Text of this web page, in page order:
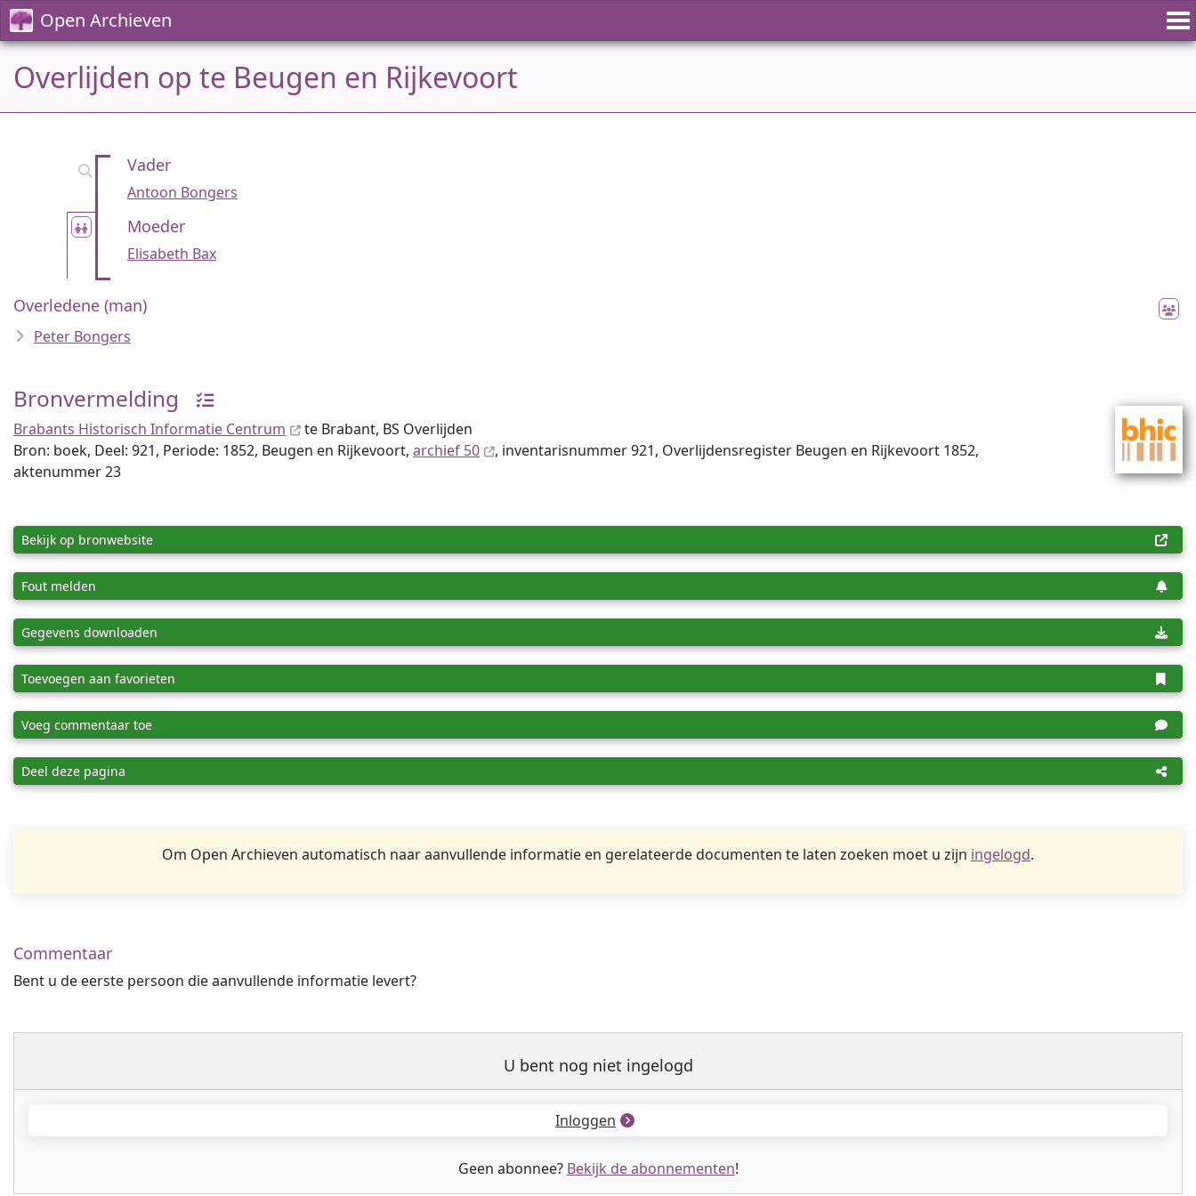
Open Archieven
Overlijden op te Beugen en Rijkevoort
Vader
Antoon Bongers
Moeder
Elisabeth Bax
Overledene (man)
Peter Bongers
Bronvermelding
Brabants Historisch Informatie Centrum
te Brabant, BS Overlijden
Bron: boek, Deel: 921, Periode: 1852, Beugen en Rijkevoort, archief 50
, inventaris­num­mer 921, Overlijdensregister Beugen en Rijkevoort 1852,
aktenummer 23
Bekijk op bronwebsite
Fout melden
Gegevens downloaden
Toevoegen aan favorieten
Voeg commentaar toe
Deel deze pagina
Om Open Archieven automatisch naar aanvullende informatie en gerelateerde documenten te laten zoeken moet u zijn ingelogd.
Commentaar
Bent u de eerste persoon die aanvullende informatie levert?
U bent nog niet ingelogd
Inloggen
Geen abonnee? Bekijk de abonnementen!